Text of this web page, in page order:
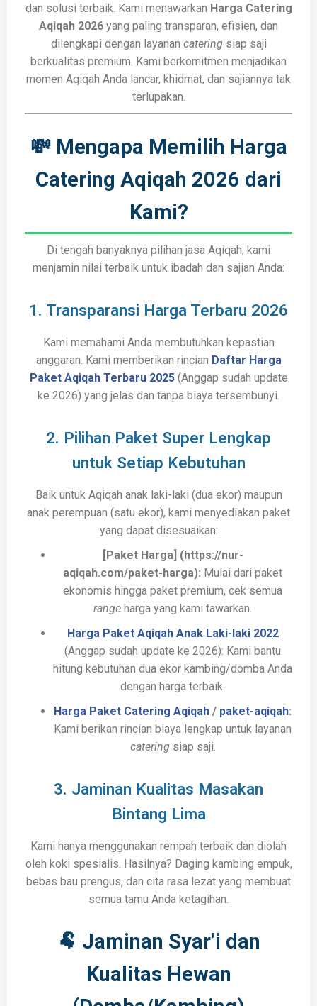
dan solusi terbaik. Kami menawarkan Harga Catering
Aqiqah 2026 yang paling transparan, efisien, dan
dilengkapi dengan layanan cateringsiap saji
berkualitas premium. Kami berkomitmen menjadikan
momen Aqiqah Anda lancar, khidmat, dan sajiannya tak
terlupakan.
💸 Mengapa Memilih Harga
Catering Aqiqah 2026 dari
Kami?
Di tengah banyaknya pilihan jasa Aqiqah, kami
menjamin nilai terbaik untuk ibadah dan sajian Anda:
1. Transparansi Harga Terbaru 2026
Kami memahami Anda membutuhkan kepastian
anggaran. Kami memberikan rincian Daftar Harga
Paket Aqiqah Terbaru 2025(Anggap sudah update
ke 2026) yang jelas dan tanpa biaya tersembunyi.
2. Pilihan Paket Super Lengkap
untuk Setiap Kebutuhan
Baik untuk Aqiqah anak laki-laki (dua ekor) maupun
anak perempuan (satu ekor), kami menyediakan paket
yang dapat disesuaikan:
[Paket Harga] (https://nur-
aqiqah.com/paket-harga): Mulai dari paket
ekonomis hingga paket premium, cek semua
range harga yang kami tawarkan.
Harga Paket Aqiqah Anak Laki-laki 2022
(Anggap sudah update ke 2026): Kami bantu
hitung kebutuhan dua ekor kambing/domba Anda
dengan harga terbaik.
Harga Paket Catering Aqiqah / paket-aqiqah:
Kami berikan rincian biaya lengkap untuk layanan
cateringsiap saji.
3. Jaminan Kualitas Masakan
Bintang Lima
Kami hanya menggunakan rempah terbaik dan diolah
oleh koki spesialis. Hasilnya? Daging kambing empuk,
bebas bau prengus, dan cita rasa lezat yang membuat
semua tamu Anda ketagihan.
🐏 Jaminan Syar’i dan
Kualitas Hewan